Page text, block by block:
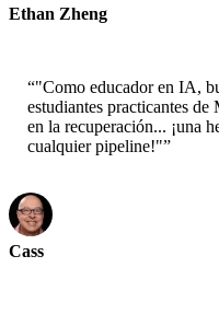
Ethan Zheng
“"Como educador en IA,
estudiantes practicantes
en la recuperación... ¡una
cualquier pipeline!"”
Cass